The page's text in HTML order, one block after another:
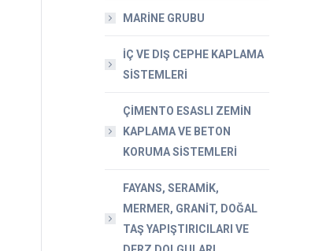
MARİNE GRUBU
İÇ VE DIŞ CEPHE KAPLAMA
SİSTEMLERİ
ÇİMENTO ESASLI ZEMİN
KAPLAMA VE BETON
KORUMA SİSTEMLERİ
FAYANS, SERAMİK,
MERMER, GRANİT, DOĞAL
TAŞ YAPIŞTIRICILARI VE